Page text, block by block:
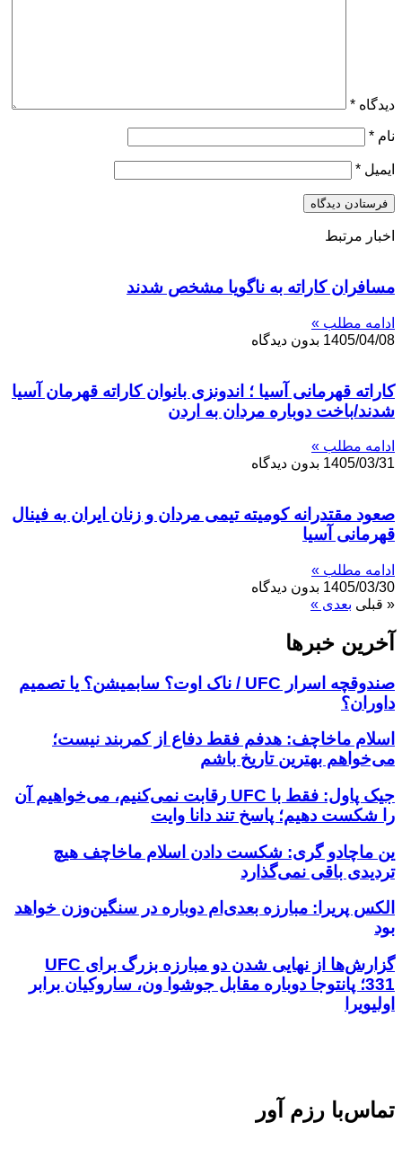
دیدگاه *
نام *
ایمیل *
اخبار مرتبط
مسافران کاراته به ناگویا مشخص شدند
ادامه مطلب »
1405/04/08 بدون دیدگاه
کاراته قهرمانی آسیا ؛ اندونزی بانوان کاراته قهرمان آسیا
شدند/باخت دوباره مردان به اردن
ادامه مطلب »
1405/03/31 بدون دیدگاه
صعود مقتدرانه کومیته تیمی مردان و زنان ایران به فینال
قهرمانی آسیا
ادامه مطلب »
1405/03/30 بدون دیدگاه
« قبلی بعدی »
آخرین خبر‌‌ها
صندوقچه اسرار UFC / ناک اوت؟ سابمیشن؟ یا تصمیم
داوران؟
اسلام ماخاچف: هدفم فقط دفاع از کمربند نیست؛
می‌خواهم بهترین تاریخ باشم
جیک پاول: فقط با UFC رقابت نمی‌کنیم، می‌خواهیم آن
را شکست دهیم؛ پاسخ تند دانا وایت
ین ماچادو گری: شکست دادن اسلام ماخاچف هیچ
تردیدی باقی نمی‌گذارد
الکس پریرا: مبارزه بعدی‌ام دوباره در سنگین‌وزن خواهد
بود
گزارش‌ها از نهایی شدن دو مبارزه بزرگ برای UFC
331؛ پانتوجا دوباره مقابل جوشوا ون، ساروکیان برابر
اولیویرا
تماس‌با رزم آور